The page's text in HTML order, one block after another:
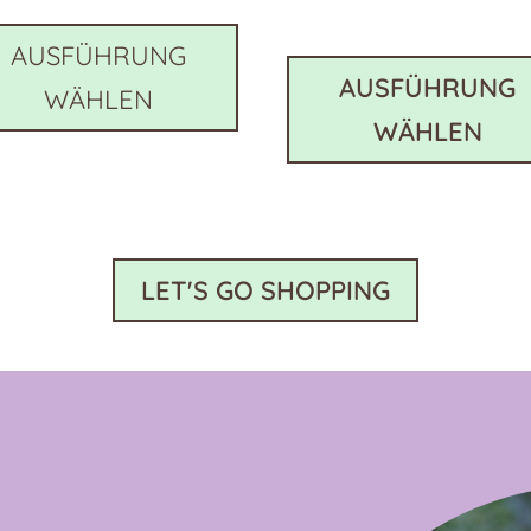
AUSFÜHRUNG
WÄHLEN
Varianten
können
auf
der
gewählt
AUSFÜHRUNG
WÄHLEN
LET'S GO SHOPPING